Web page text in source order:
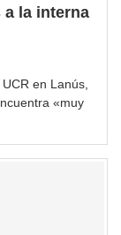
la interna
en Lanús,
«muy